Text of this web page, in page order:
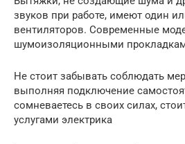
звуков при работе, имеют один
вентиляторов. Современные
шумоизоляционными
Не стоит забывать соблюдать
выполняя подключение
сомневаетесь в своих силах,
услугами электрика